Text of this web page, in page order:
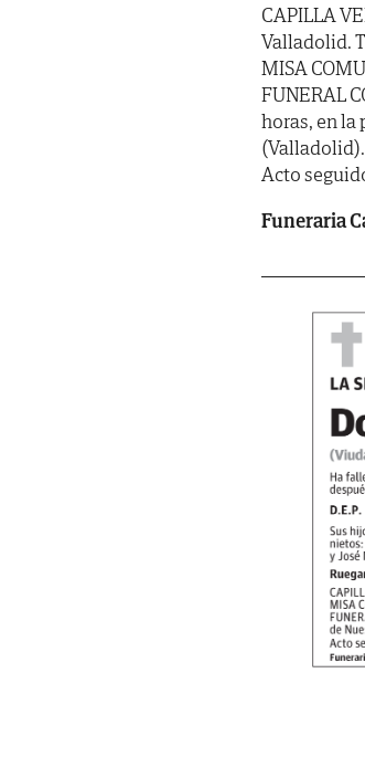
CAPILLA
Valladolid.
MISA
FUNERAL
horas, en la
(Valladolid).
Acto
Funeraria